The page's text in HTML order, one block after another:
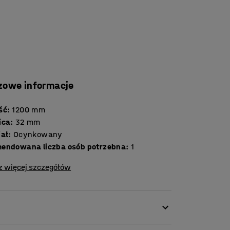
informacje
: 1200 mm
: 32 mm
: Ocynkowany
liczba osób potrzebna: 1
więcej szczegółów